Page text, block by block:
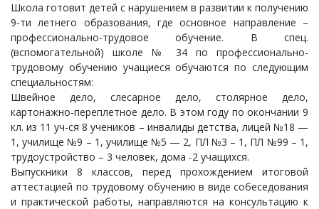
Школа готовит детей с нарушением в развитии к получению
9-ти летнего образования, где основное направление –
профессионально-трудовое обучение. В спец.
(вспомогательной) школе № 34 по профессионально-
трудовому обучению учащиеся обучаются по следующим
специальностям:
Швейное дело, слесарное дело, столярное дело,
картонажно-переплетное дело. В этом году по окончании 9
кл. из 11 уч-ся 8 учеников – инвалиды детства, лицей №18 —
1, училище №9 – 1, училище №5 — 2, ПЛ №3 – 1, ПЛ №99 – 1,
трудоустройство – 3 человек, дома -2 учащихся.
Выпускники 8 классов, перед прохождением итоговой
аттестацией по трудовому обучению в виде собеседования
и практической работы, направляются на консультацию к